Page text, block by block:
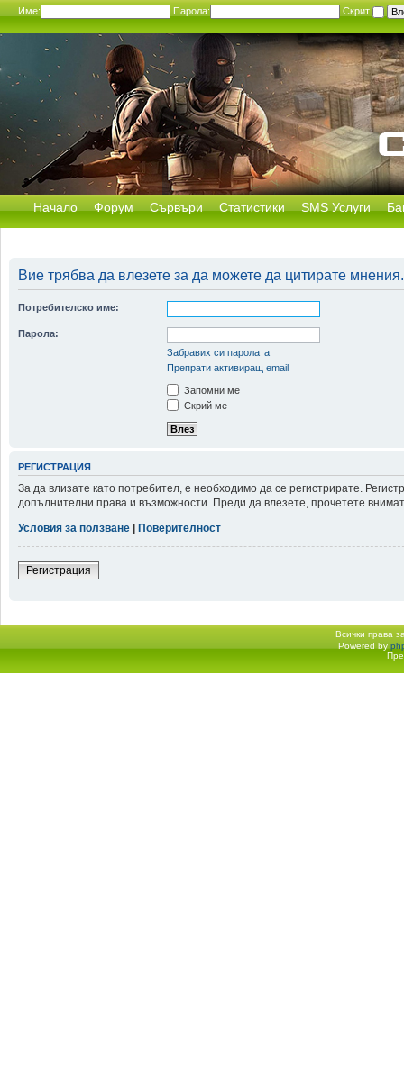
Име: Парола: Скрит
Начало Форум Сървъри Статистики SMS Услуги
Вие трябва да влезете за да можете да цитирате мнения.
Потребителско име:
Парола:
Забравих си паролата
Препрати активиращ email
Запомни ме
Скрий ме
РЕГИСТРАЦИЯ
За да влизате като потребител, е необходимо да се регистрирате.
допълнителни права и възможности. Преди да влезете, прочетете
Условия за ползване | Поверителност
Регистрация
Всички права
Начало форум Powered by